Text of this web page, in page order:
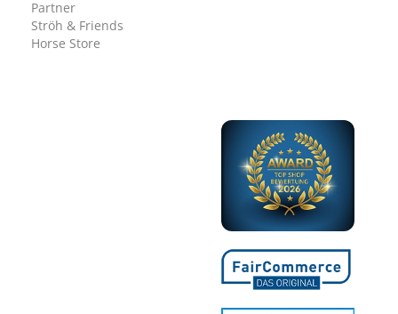
Partner
Ströh & Friends
Horse Store